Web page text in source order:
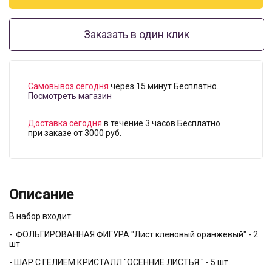
Заказать в один клик
Самовывоз сегодня через 15 минут Бесплатно.
Посмотреть магазин
Доставка сегодня в течение 3 часов Бесплатно
при заказе от 3000 руб.
Описание
В набор входит:
- ФОЛЬГИРОВАННАЯ ФИГУРА "Лист кленовый оранжевый" - 2
шт
- ШАР С ГЕЛИЕМ КРИСТАЛЛ "ОСЕННИЕ ЛИСТЬЯ " - 5 шт